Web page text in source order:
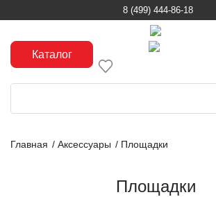
8 (499) 444-86-18
Каталог
Главная / Аксессуары / Площадки
Площадки